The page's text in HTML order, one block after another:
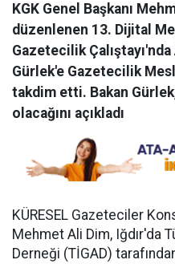
KGK Genel Başkanı
düzenlenen 13. Dijital
Gazetecilik Çalıştayı'nda
Gürlek'e Gazetecilik
takdim etti. Bakan
olacağını açıkladı
KÜRESEL Gazeteciler
Mehmet Ali Dim, Iğdır'da
Derneği (TİGAD)